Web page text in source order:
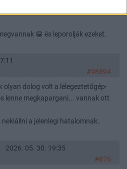
😁 és leporolják ezeket.
#98894
olyan dolog volt a lélegeztetőgép-
lenne megkapargani... vannak ott
a jelenlegi hatalomnak.
2026. 05. 30. 19:35
#876